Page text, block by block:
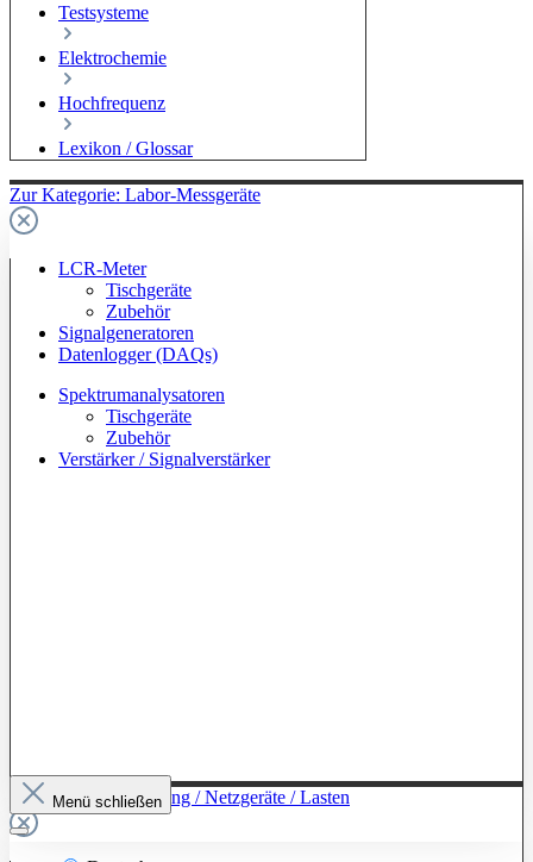
Testsysteme
Elektrochemie
Hochfrequenz
Lexikon / Glossar
Zur Kategorie: Labor-Messgeräte
LCR-Meter
Tischgeräte
Zubehör
Signalgeneratoren
Datenlogger (DAQs)
Spektrumanalysatoren
Tischgeräte
Zubehör
Verstärker / Signalverstärker
Zur Kategorie: Leistung / Netzgeräte / Lasten
Menü schließen